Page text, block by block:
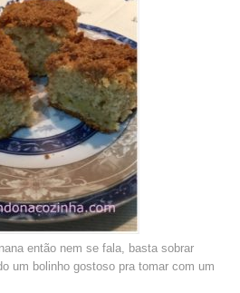
então nem se fala, basta sobrar
um bolinho gostoso pra tomar com um